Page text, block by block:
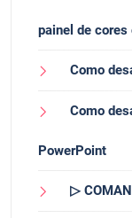
painel de
Como
Como
PowerPoint
▷